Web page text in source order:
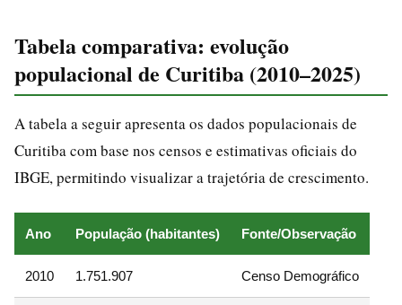
Tabela comparativa: evolução
populacional de Curitiba (2010–2025)
A tabela a seguir apresenta os dados populacionais de
Curitiba com base nos censos e estimativas oficiais do
IBGE, permitindo visualizar a trajetória de crescimento.
Ano População (habitantes) Fonte/Observação
2010 1.751.907 Censo Demográfico